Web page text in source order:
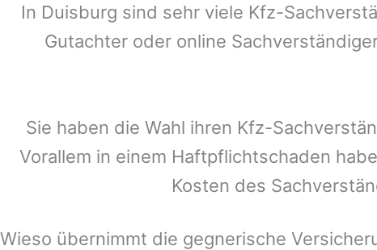
In Duisburg sind sehr viele Kfz-
Gutachter oder online
Sie haben die Wahl ihren Kfz-
Vorallem in einem Haftpflichtschaden
Kosten des
Wieso übernimmt die gegnerische